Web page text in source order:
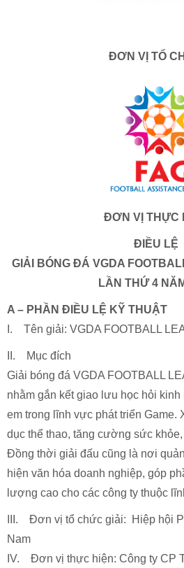
ĐƠN VỊ TỔ
ĐƠN VỊ THỰC
ĐIỀU LỆ
GIẢI BÓNG ĐÁ VGDA
LẦN THỨ 4
A – PHẦN ĐIỀU LỆ KỸ THUẬT
I. Tên giải: VGDA FOOTBALL
II. Mục đích
Giải bóng đá VGDA FOOTBALL
nhằm gắn kết giao lưu học hỏi
em trong lĩnh vực phát triển Game.
dục thể thao, tăng cường sức
Đồng thời giải đấu cũng là nơi
hiện văn hóa doanh nghiệp, góp
lượng cao cho các công ty thuộc
III. Đơn vị tổ chức giải: Hiệp hội
Nam
IV. Đơn vị thực hiện: Công ty CP